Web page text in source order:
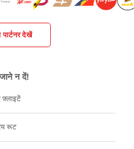
देखें
न दें!
फ़्लाइटें
रूट